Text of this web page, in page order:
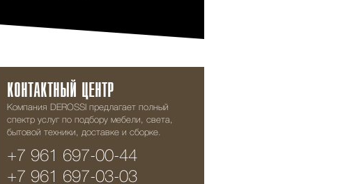
КОНТАКТНЫЙ ЦЕНТР
Компания DEROSSI предлагает полный
спектр услуг по подбору мебели, света,
бытовой техники, доставке и сборке.
+7 961 697-00-44
+7 961 697-03-03